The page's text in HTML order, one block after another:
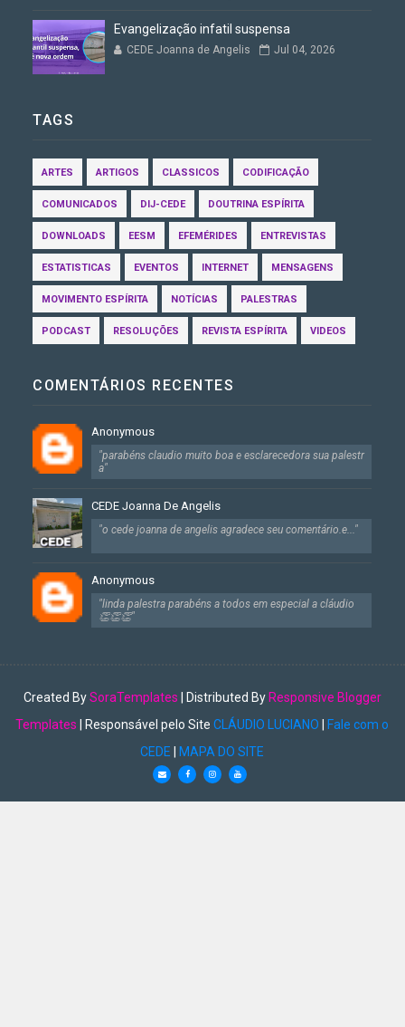
Evangelização infatil suspensa
CEDE Joanna de Angelis Jul 04, 2026
TAGS
ARTES ARTIGOS CLASSICOS CODIFICAÇÃO
COMUNICADOS DIJ-CEDE DOUTRINA ESPÍRITA
DOWNLOADS EESM EFEMÉRIDES ENTREVISTAS
ESTATISTICAS EVENTOS INTERNET MENSAGENS
MOVIMENTO ESPÍRITA NOTÍCIAS PALESTRAS
PODCAST RESOLUÇÕES REVISTA ESPÍRITA VIDEOS
COMENTÁRIOS RECENTES
Anonymous
"parabéns claudio muito boa e esclarecedora sua palestr
a"
CEDE Joanna De Angelis
"o cede joanna de angelis agradece seu comentário.e..."
Anonymous
"linda palestra parabéns a todos em especial a cláudio
👏👏👏"
Created BySoraTemplates | Distributed By Responsive Blogger
Templates | Responsável pelo SiteCLÁUDIO LUCIANO
Fale com o
CEDE
MAPA DO SITE